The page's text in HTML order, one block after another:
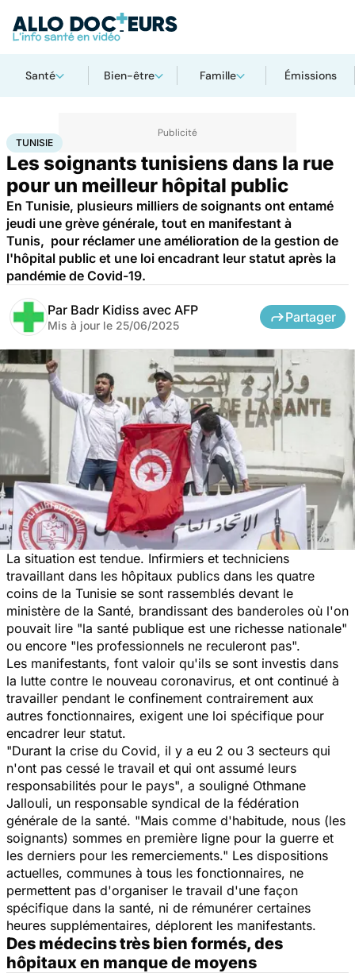
Santé Bien-être Famille Émissions
AccueilSanté Santé publiqueTunisie
TUNISIE
Les soignants tunisiens dans la rue
pour un meilleur hôpital public
En Tunisie, plusieurs milliers de soignants ont entamé
jeudi une grève générale, tout en manifestant à
Tunis, pour réclamer une amélioration de la gestion de
l'hôpital public et une loi encadrant leur statut après la
pandémie de Covid-19.
Par Badr Kidiss avec AFP
Mis à jour le 25/06/2025
Partager
La situation est tendue. Infirmiers et techniciens
travaillant dans les hôpitaux publics dans les quatre
coins de la Tunisie se sont rassemblés devant le
ministère de la Santé, brandissant des banderoles où l'on
pouvait lire "la santé publique est une richesse nationale"
ou encore "les professionnels ne reculeront pas".
Les manifestants, font valoir qu'ils se sont investis dans
la lutte contre le nouveau coronavirus, et ont continué à
travailler pendant le confinement contrairement aux
autres fonctionnaires, exigent une loi spécifique pour
encadrer leur statut.
"Durant la crise du Covid, il y a eu 2 ou 3 secteurs qui
n'ont pas cessé le travail et qui ont assumé leurs
responsabilités pour le pays", a souligné Othmane
Jallouli, un responsable syndical de la fédération
générale de la santé. "Mais comme d'habitude, nous (les
soignants) sommes en première ligne pour la guerre et
les derniers pour les remerciements." Les dispositions
actuelles, communes à tous les fonctionnaires, ne
permettent pas d'organiser le travail d'une façon
spécifique dans la santé, ni de rémunérer certaines
heures supplémentaires, déplorent les manifestants.
Des médecins très bien formés, des
hôpitaux en manque de moyens